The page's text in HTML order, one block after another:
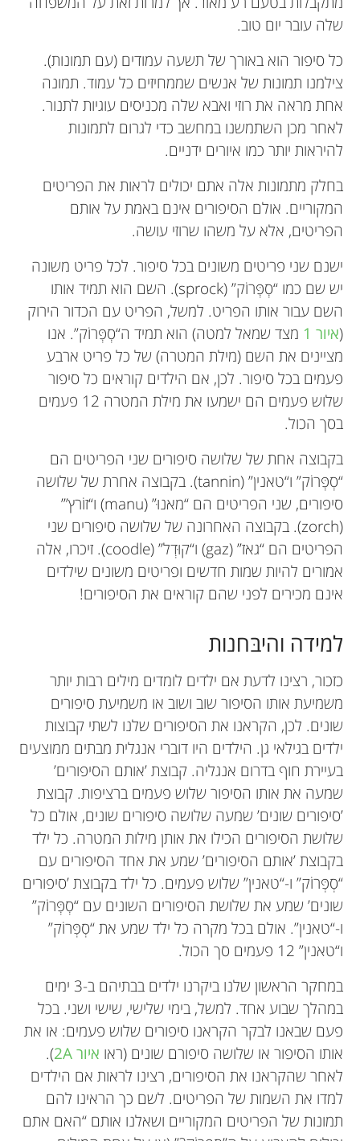
שלה עובר יום טוב.
כל סיפור הוא באורך של תשעה עמודים (עם תמונות).
צילמנו תמונות של אנשים שממחיזים כל עמוד. תמונה
אחת מראה את רוזי ואבא שלה מכניסים עוגיות לתנור.
לאחר מכן השתמשנו במחשב כדי לגרום לתמונות
להיראות יותר כמו איורים ידניים.
בחלק מתמונות אלה אתם יכולים לראות את הפריטים
המקוריים. אולם הסיפורים אינם באמת על אותם
הפריטים, אלא על משהו שרוזי עושה.
ישנם שני פריטים משונים בכל סיפור. לכל פריט משונה
יש שם כמו “סְפְּרוֹק” (sprock). השם הוא תמיד אותו
השם עבור אותו הפריט. למשל, הפריט עם הכדור הירוק
(איור 1
מצד שמאל למטה) הוא תמיד ה“סְפְּרוֹק”. אנו
מציינים את השם (מילת המטרה) של כל פריט ארבע
פעמים בכל סיפור. לכן, אם הילדים קוראים כל סיפור
שלוש פעמים הם ישמעו את מילת המטרה 12 פעמים
בסך הכול.
בקבוצה אחת של שלושה סיפורים שני הפריטים הם
“סְפְּרוֹק” ו“טאנין” (tannin). בקבוצה אחרת של שלושה
סיפורים, שני הפריטים הם “מאנוּ” (manu) ו“זוֹרץ”’
(zorch). בקבוצה האחרונה של שלושה סיפורים שני
הפריטים הם “גאז” (gaz) ו“קוּדְל” (coodle). זיכרו, אלה
אמורים להיות שמות חדשים ופריטים משונים שילדים
אינם מכירים לפני שהם קוראים את הסיפורים!
למידה והיבּחנות
כזכור, רצינו לדעת אם ילדים לומדים מילים רבות יותר
משמיעת אותו הסיפור שוב ושוב או משמיעת סיפורים
שונים. לכן, הקראנו את הסיפורים שלנו לשתי קבוצות
ילדים בגילאי גן. הילדים היו דוברי אנגלית מבתים ממוצעים
בעיירת חוף בדרום אנגליה. קבוצת ’אותם הסיפורים’
שמעה את אותו הסיפור שלוש פעמים ברציפות. קבוצת
’סיפורים שונים’ שמעה שלושה סיפורים שונים, אולם כל
שלושת הסיפורים הכילו את אותן מילות המטרה. כל ילד
בקבוצת ’אותם הסיפורים’ שמע את אחד הסיפורים עם
“סְפְּרוֹק” ו-“טאנין” שלוש פעמים. כל ילד בקבוצת ’סיפורים
שונים’ שמע את שלושת הסיפורים השונים עם “סְפְּרוֹק”
ו-“טאנין”. אולם בכל מקרה כל ילד שמע את “סְפְּרוֹק”
ו“טאנין” 12 פעמים סך הכול.
במחקר הראשון שלנו ביקרנו ילדים בבתיהם ב-3 ימים
במהלך שבוע אחד. למשל, בימי שלישי, שישי ושני. בכל
פעם שבאנו לבקר הקראנו סיפורים שלוש פעמים: או את
אותו הסיפור או שלושה סיפורם שונים (ראו איור 2A
).
לאחר שהקראנו את הסיפורים, רצינו לראות אם הילדים
למדו את השמות של הפריטים. לשם כך הראינו להם
תמונות של הפריטים המקוריים ושאלנו אותם “האם אתם